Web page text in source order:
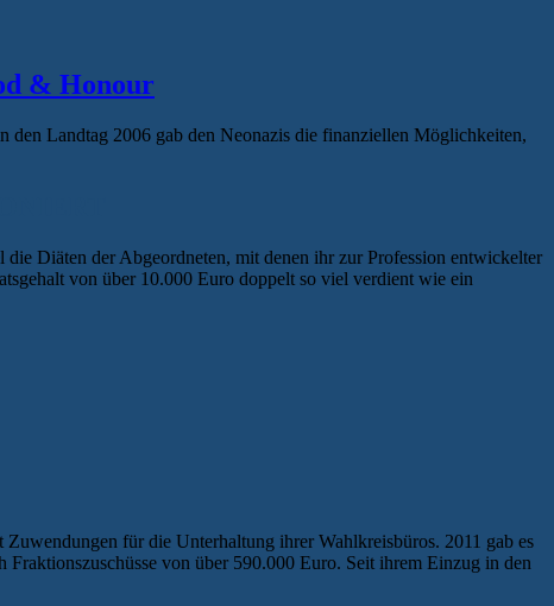
& Honour
den Landtag 2006 gab den Neonazis die finanziellen Möglichkeiten,
Diäten der Abgeordneten, mit denen ihr zur Profession entwickelter
von über 10.000 Euro doppelt so viel verdient wie ein
für die Unterhaltung ihrer Wahlkreisbüros. 2011 gab es
von über 590.000 Euro. Seit ihrem Einzug in den